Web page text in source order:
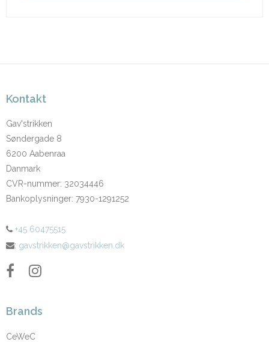
Kontakt
Gav'strikken
Søndergade 8
6200 Aabenraa
Danmark
CVR-nummer: 32034446
Bankoplysninger: 7930-1291252
+45 60475515
: gavstrikken@gavstrikken.dk
Brands
CeWeC